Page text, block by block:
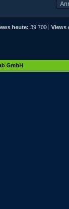
heute: 39.700 | Views
GmbH